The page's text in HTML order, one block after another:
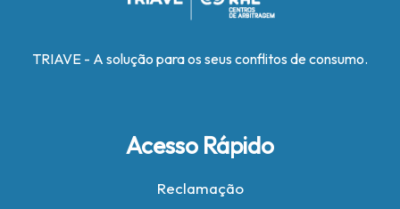
TRIAVE - A solução para os seus conflitos de consumo.
Acesso Rápido
Reclamação